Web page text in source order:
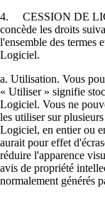
4. CESSION DE
concède les droits
l'ensemble des termes
Logiciel.
a. Utilisation. Vous
« Utiliser » signifie
Logiciel. Vous ne
les utiliser sur
Logiciel, en entier ou
aurait pour effet
réduire l'apparence
avis de propriété
normalement générés